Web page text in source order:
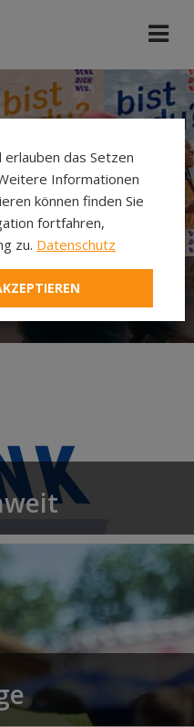
Neu?
das Setzen
Informationen
können finden Sie
fortfahren,
zu. Datenschutz